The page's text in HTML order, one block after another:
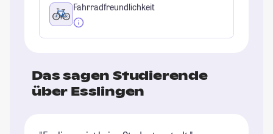
Fahrradfreundlichkeit
Das sagen Studierende
über Esslingen